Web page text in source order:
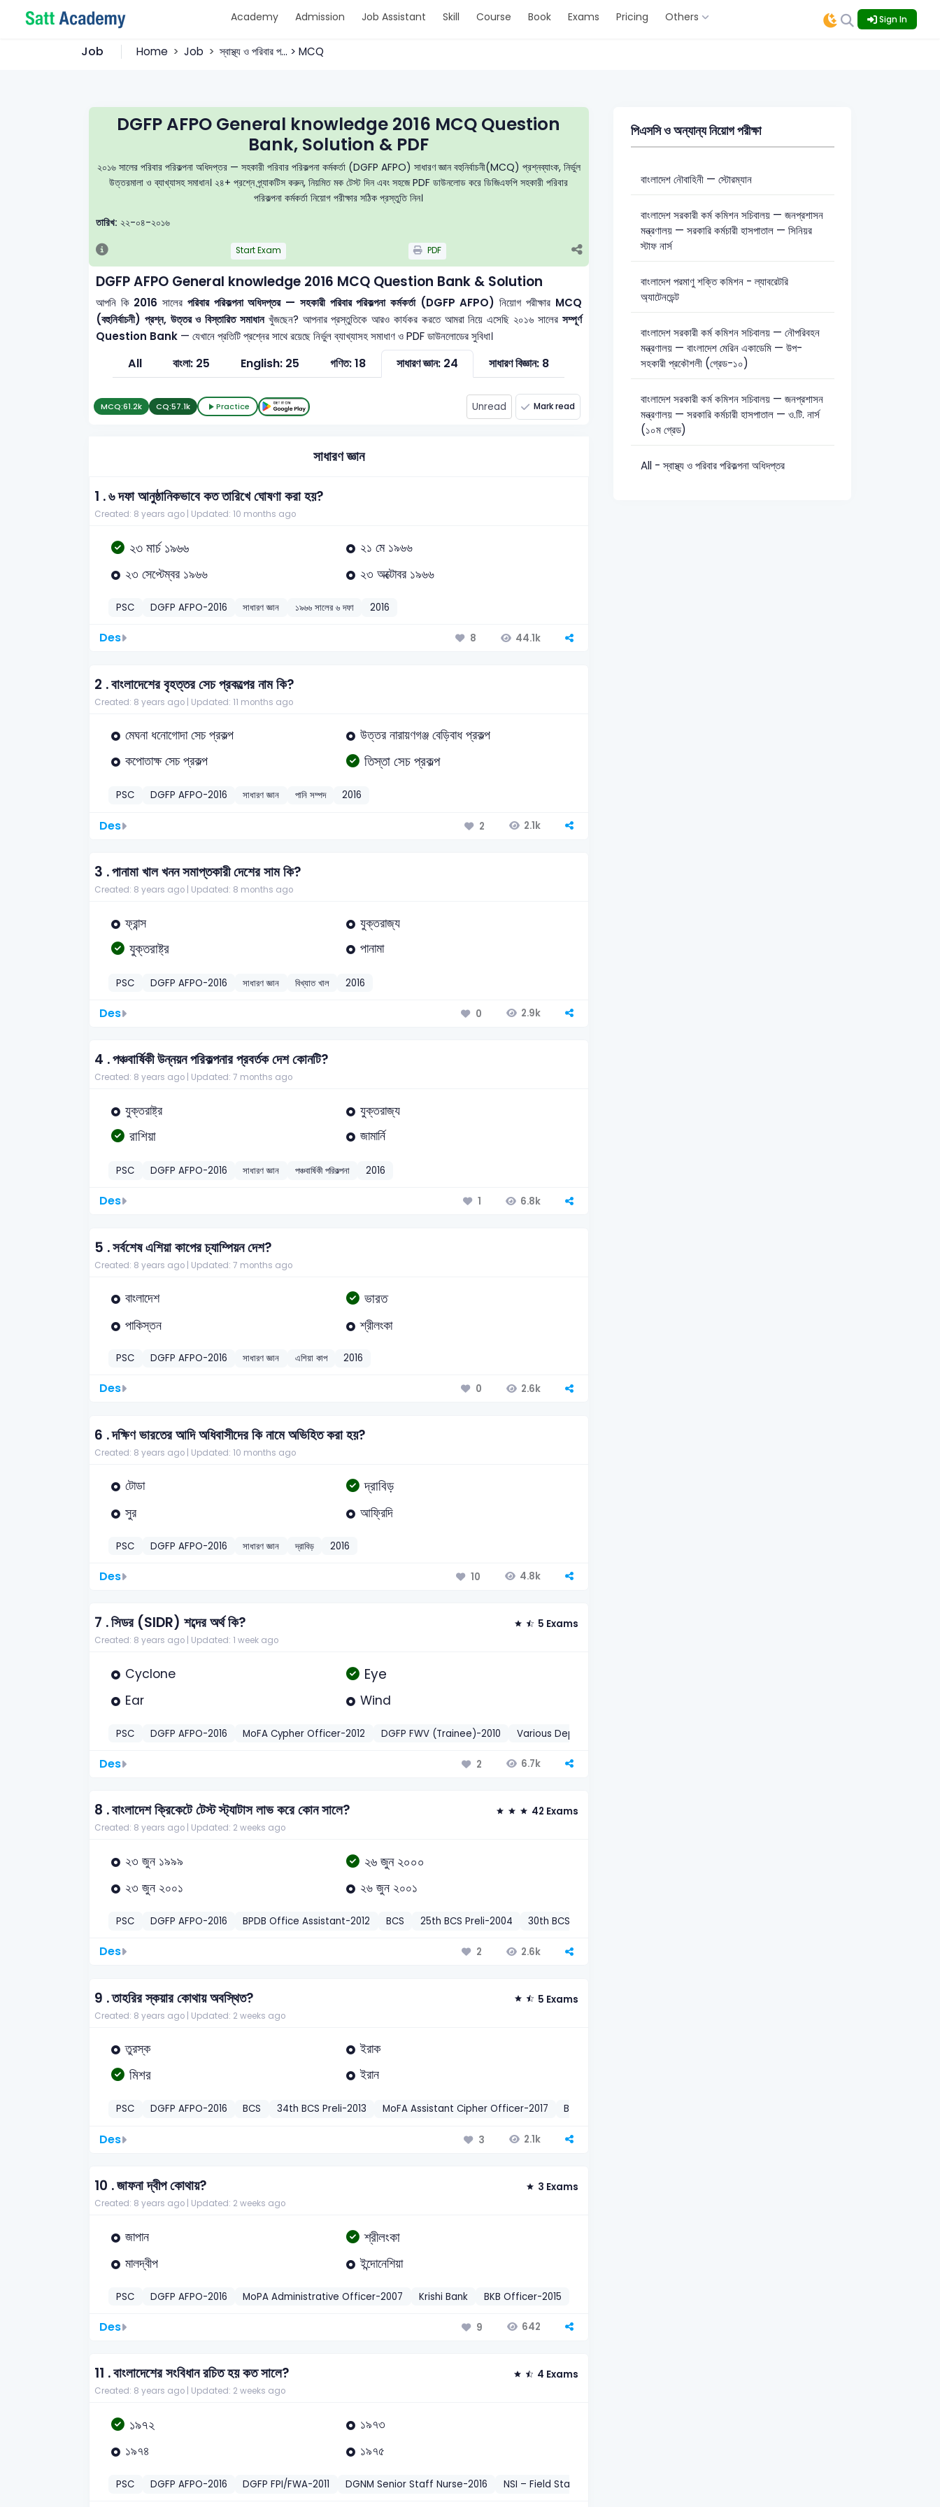
Academy Admission Job Assistant Skill Course Book Exams Pricing Others Sign In
Job Home Job স্বাস্থ্য ও পরিবার প... > MCQ
DGFP AFPO General knowledge 2016 MCQ Question
Bank, Solution & PDF
২০১৬ সালের পরিবার পরিকল্পনা অধিদপ্তর — সহকারী পরিবার পরিকল্পনা কর্মকর্তা (DGFP AFPO) সাধারণ জ্ঞান বহুনির্বাচনী(MCQ) প্রশ্নব্যাংক, নির্ভুল
উত্তরমালা ও ব্যাখ্যাসহ সমাধান। ২৪+ প্রশ্নে প্র্যাকটিস করুন, নিয়মিত মক টেস্ট দিন এবং সহজে PDF ডাউনলোড করে ডিজিএফপি সহকারী পরিবার
পরিকল্পনা কর্মকর্তা নিয়োগ পরীক্ষার সঠিক প্রস্তুতি নিন।
তারিখ: ২২-০৪-২০১৬
Start Exam PDF
DGFP AFPO General knowledge 2016 MCQ Question Bank & Solution
আপনি কি 2016 সালের পরিবার পরিকল্পনা অধিদপ্তর — সহকারী পরিবার পরিকল্পনা কর্মকর্তা (DGFP AFPO)নিয়োগ পরীক্ষার MCQ
(বহুনির্বাচনী) প্রশ্ন, উত্তর ও বিস্তারিত সমাধানখুঁজছেন? আপনার প্রস্তুতিকে আরও কার্যকর করতে আমরা নিয়ে এসেছি ২০১৬ সালের সম্পূর্ণ
Question Bank — যেখানে প্রতিটি প্রশ্নের সাথে রয়েছে নির্ভুল ব্যাখ্যাসহ সমাধাণ ও PDF ডাউনলোডের সুবিধা।
All বাংলা: 25 English: 25 গণিত: 18 সাধারণ জ্ঞান: 24 সাধারণ বিজ্ঞান: 8
MCQ:61.2k CQ:57.1k Practice Unread Mark read
সাধারণ জ্ঞান
1 .৬ দফা আনুষ্ঠানিকভাবে কত তারিখে ঘোষণা করা হয়?
Created: 8 years ago | Updated: 10 months ago
২৩ মার্চ ১৯৬৬
২১ মে ১৯৬৬
২৩ সেপ্টেম্বর ১৯৬৬
২৩ অক্টোবর ১৯৬৬
PSC DGFP AFPO-2016 সাধারণ জ্ঞান ১৯৬৬ সালের ৬ দফা 2016
Des 8 44.1k
2 .বাংলাদেশের বৃহত্তর সেচ প্রকল্পের নাম কি?
Created: 8 years ago | Updated: 11 months ago
মেঘনা ধনোগোদা সেচ প্রকল্প
উত্তর নারায়ণগঞ্জ বেড়িবাধ প্রকল্প
কপোতাক্ষ সেচ প্রকল্প
তিস্তা সেচ প্রকল্প
PSC DGFP AFPO-2016 সাধারণ জ্ঞান পানি সম্পদ 2016
Des 2 2.1k
3 .পানামা খাল খনন সমাপ্তকারী দেশের সাম কি?
Created: 8 years ago | Updated: 8 months ago
ফ্রান্স যুক্তরাজ্য
যুক্তরাষ্ট্র পানামা
PSC DGFP AFPO-2016 সাধারণ জ্ঞান বিখ্যাত খাল 2016
Des 0 2.9k
4 .পঞ্চবার্ষিকী উন্নয়ন পরিকল্পনার প্রবর্তক দেশ কোনটি?
Created: 8 years ago | Updated: 7 months ago
যুক্তরাষ্ট্র যুক্তরাজ্য
রাশিয়া জামার্নি
PSC DGFP AFPO-2016 সাধারণ জ্ঞান পঞ্চবার্ষিকী পরিকল্পনা 2016
Des 1 6.8k
5 .সর্বশেষ এশিয়া কাপের চ্যাম্পিয়ন দেশ?
Created: 8 years ago | Updated: 7 months ago
বাংলাদেশ ভারত
পাকিস্তন শ্রীলংকা
PSC DGFP AFPO-2016 সাধারণ জ্ঞান এশিয়া কাপ 2016
Des 0 2.6k
6 .দক্ষিণ ভারতের আদি অধিবাসীদের কি নামে অভিহিত করা হয়?
Created: 8 years ago | Updated: 10 months ago
টোডা দ্রাবিড়
সুর আফ্রিদি
PSC DGFP AFPO-2016 সাধারণ জ্ঞান দ্রাবিড় 2016
Des 10 4.8k
7 .সিডর (SIDR) শব্দের অর্থ কি? 5 Exams
Created: 8 years ago | Updated: 1 week ago
Cyclone Eye
Ear Wind
PSC DGFP AFPO-2016 MoFA Cypher Officer-2012 DGFP FWV (Trainee)-2010 Various Depts – Personal Officer-2018
Des 2 6.7k
8 .বাংলাদেশ ক্রিকেটে টেস্ট স্ট্যাটাস লাভ করে কোন সালে? 42 Exams
Created: 8 years ago | Updated: 2 weeks ago
২৩ জুন ১৯৯৯ ২৬ জুন ২০০০
২৩ জুন ২০০১ ২৬ জুন ২০০১
PSC DGFP AFPO-2016 BPDB Office Assistant-2012 BCS 25th BCS Preli-2004 30th BCS Preli-2010
Des 2 2.6k
9 .তাহরির স্কয়ার কোথায় অবস্থিত? 5 Exams
Created: 8 years ago | Updated: 2 weeks ago
তুরস্ক ইরাক
মিশর ইরান
PSC DGFP AFPO-2016 BCS 34th BCS Preli-2013 MoFA Assistant Cipher Officer-2017 BPSC Fisheries Survey Officer-2026
Des 3 2.1k
10 .জাফনা দ্বীপ কোথায়? 3 Exams
Created: 8 years ago | Updated: 2 weeks ago
জাপান শ্রীলংকা
মালদ্বীপ ইন্দোনেশিয়া
PSC DGFP AFPO-2016 MoPA Administrative Officer-2007 Krishi Bank BKB Officer-2015
Des 9 642
11 .বাংলাদেশের সংবিধান রচিত হয় কত সালে? 4 Exams
Created: 8 years ago | Updated: 2 weeks ago
১৯৭২
১৯৭৩
১৯৭৪
১৯৭৫
PSC DGFP AFPO-2016 DGFP FPI/FWA-2011 DGNM Senior Staff Nurse-2016 NSI – Field Staff-2023
পিএসসি ও অন্যান্য নিয়োগ পরীক্ষা
বাংলাদেশ নৌবাহিনী — স্টোরম্যান
বাংলাদেশ সরকারী কর্ম কমিশন সচিবালয় — জনপ্রশাসন
মন্ত্রণালয় — সরকারি কর্মচারী হাসপাতাল — সিনিয়র
স্টাফ নার্স
বাংলাদেশ পরমাণু শক্তি কমিশন - ল্যাবরেটরি
অ্যাটেনডেন্ট
বাংলাদেশ সরকারী কর্ম কমিশন সচিবালয় — নৌপরিবহন
মন্ত্রণালয় — বাংলাদেশ মেরিন একাডেমি — উপ-
সহকারী প্রকৌশলী (গ্রেড-১০)
বাংলাদেশ সরকারী কর্ম কমিশন সচিবালয় — জনপ্রশাসন
মন্ত্রণালয় — সরকারি কর্মচারী হাসপাতাল — ও.টি. নার্স
(১০ম গ্রেড)
All - স্বাস্থ্য ও পরিবার পরিকল্পনা অধিদপ্তর